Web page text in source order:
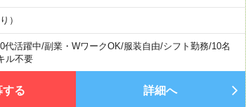
）
代活躍中/副業・WワークOK/服装自由/シフト勤務/10名
ル不要
する 詳細へ